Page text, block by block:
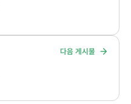
다음 게시물